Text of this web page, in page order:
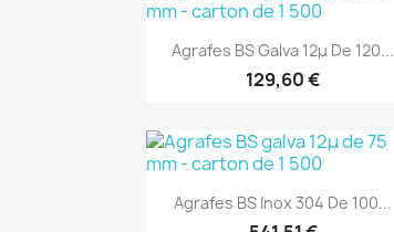
 Aperçu rapide
Agrafes BS Galva 12μ De 120...
129,60 €
 Aperçu rapide
Agrafes BS Inox 304 De 100...